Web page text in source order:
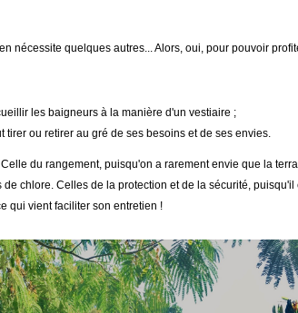
nécessite quelques autres... Alors, oui, pour pouvoir
les baigneurs à la manière d'un vestiaire ;
ou retirer au gré de ses besoins et de ses envies.
du rangement, puisqu'on a rarement envie que la
chlore. Celles de la protection et de la sécurité,
qui vient faciliter son entretien !